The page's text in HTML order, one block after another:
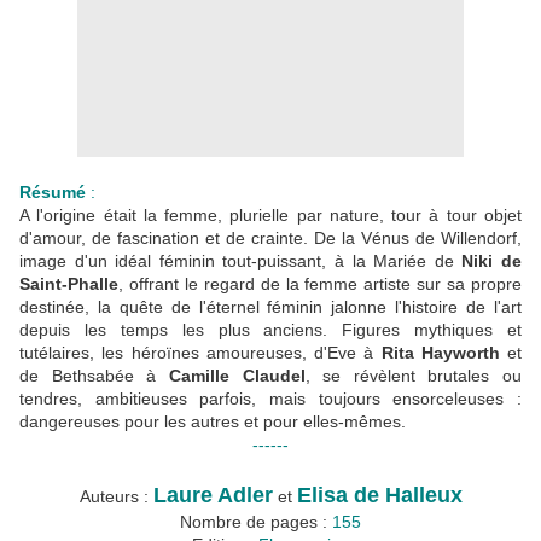
Résumé :
A l'origine était la femme, plurielle par nature, tour à tour objet
d'amour, de fascination et de crainte. De la Vénus de Willendorf,
image d'un idéal féminin tout-puissant, à la Mariée de Niki de
Saint-Phalle , offrant le regard de la femme artiste sur sa propre
destinée, la quête de l'éternel féminin jalonne l'histoire de l'art
depuis les temps les plus anciens. Figures mythiques et
tutélaires, les héroïnes amoureuses, d'Eve à Rita Hayworth et
de Bethsabée à Camille Claudel , se révèlent brutales ou
tendres, ambitieuses parfois, mais toujours ensorceleuses :
dangereuses pour les autres et pour elles-mêmes.
------
Auteurs : Laure Adleret Elisa de Halleux
Nombre de pages : 155